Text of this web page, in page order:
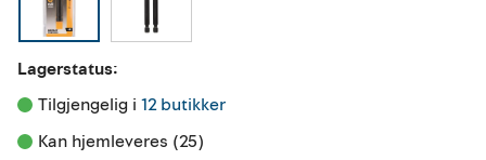
Lagerstatus:
Tilgjengelig i 12 butikker
Kan hjemleveres (25)